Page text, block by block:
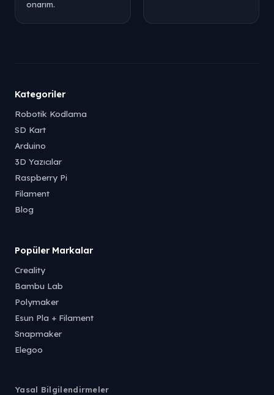
onarım.
Kategoriler
Robotik Kodlama
SD Kart
Arduino
3D Yazıcılar
Raspberry Pi
Filament
Blog
Popüler Markalar
Creality
Bambu Lab
Polymaker
Esun Pla + Filament
Snapmaker
Elegoo
Yasal Bilgilendirmeler